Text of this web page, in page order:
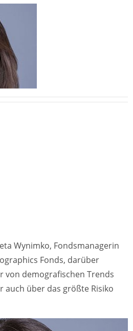
Wynimko, Fondsmanagerin
Fonds, darüber
von demografischen Trends
auch über das größte Risiko